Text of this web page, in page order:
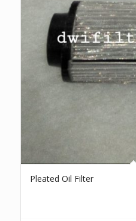
Pleated Oil Filter